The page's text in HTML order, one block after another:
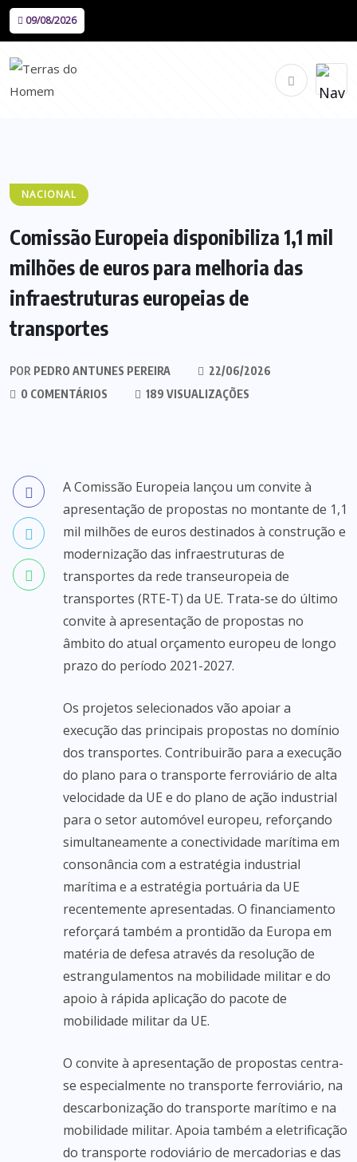
09/08/2026
NACIONAL
Comissão Europeia disponibiliza 1,1 mil
milhões de euros para melhoria das
infraestruturas europeias de
transportes
POR PEDRO ANTUNES PEREIRA
22/06/2026
0 COMENTÁRIOS
189 VISUALIZAÇÕES
A Comissão Europeia lançou um convite à
apresentação de propostas no montante de 1,1
mil milhões de euros destinados à construção e
modernização das infraestruturas de
transportes da rede transeuropeia de
transportes (RTE-T) da UE. Trata-se do último
convite à apresentação de propostas no
âmbito do atual orçamento europeu de longo
prazo do período 2021-2027.
Os projetos selecionados vão apoiar a
execução das principais propostas no domínio
dos transportes. Contribuirão para a execução
do plano para o transporte ferroviário de alta
velocidade da UE e do plano de ação industrial
para o setor automóvel europeu, reforçando
simultaneamente a conectividade marítima em
consonância com a estratégia industrial
marítima e a estratégia portuária da UE
recentemente apresentadas. O financiamento
reforçará também a prontidão da Europa em
matéria de defesa através da resolução de
estrangulamentos na mobilidade militar e do
apoio à rápida aplicação do pacote de
mobilidade militar da UE.
O convite à apresentação de propostas centra-
se especialmente no transporte ferroviário, na
descarbonização do transporte marítimo e na
mobilidade militar. Apoia também a eletrificação
do transporte rodoviário de mercadorias e das